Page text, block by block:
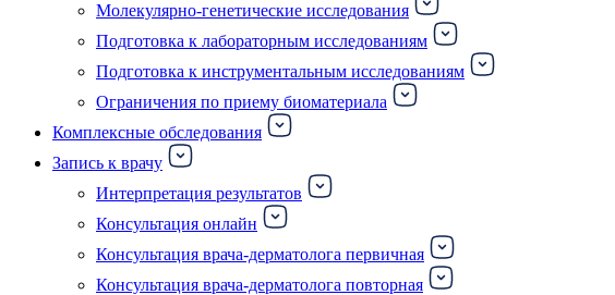
Молекулярно-генетические исследования
Подготовка к лабораторным исследованиям
Подготовка к инструментальным исследованиям
Ограничения по приему биоматериала
Комплексные обследования
Запись к врачу
Интерпретация результатов
Консультация онлайн
Консультация врача-дерматолога первичная
Консультация врача-дерматолога повторная